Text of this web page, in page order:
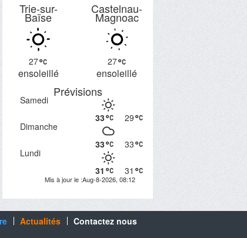
Trie-sur-
Baïse
27
ensoleillé
Castelnau-
Magnoac
27
ensoleillé
Prévisions
Samedi
29
33
Dimanche
33
33
Lundi
31
31
Mis à jour le :Aug-8-2026, 08:12
Actualités Contactez nous